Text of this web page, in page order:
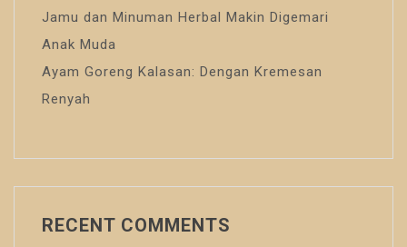
Jamu dan Minuman Herbal Makin Digemari
Anak Muda
Ayam Goreng Kalasan: Dengan Kremesan
Renyah
RECENT COMMENTS